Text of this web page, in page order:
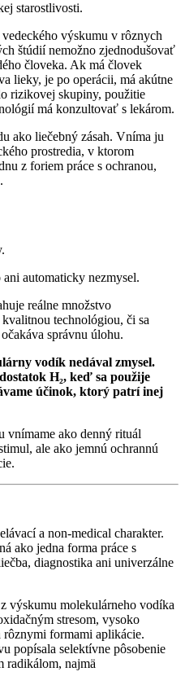
starostlivosti.
výskumu v rôznych
štúdií nemožno zjednodušovať
človeka. Ak má človek
lieky, je po operácii, má akútne
rizikovej skupiny, použitie
má konzultovať s lekárom.
ako liečebný zásah. Vníma ju
prostredia, v ktorom
z foriem práce s ochranou,
automaticky nezmysel.
reálne množstvo
technológiou, či sa
správnu úlohu.
vodík nedával zmysel.
H₂, keď sa použije
účinok, ktorý patrí inej
ako denný rituál
ale ako jemnú ochrannú
a non-medical charakter.
ako jedna forma práce s
diagnostika ani univerzálne
výskumu molekulárneho vodíka
stresom, vysoko
formami aplikácie.
popísala selektívne pôsobenie
najmä